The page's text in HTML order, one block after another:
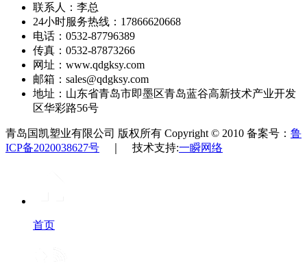
联系人：李总
24小时服务热线：17866620668
电话：0532-87796389
传真：0532-87873266
网址：www.qdgksy.com
邮箱：sales@qdgksy.com
地址：山东省青岛市即墨区青岛蓝谷高新技术产业开发
区华彩路56号
青岛国凯塑业有限公司 版权所有 Copyright © 2010 备案号： 鲁
ICP备2020038627号 ｜ 技术支持:一瞬网络
首页